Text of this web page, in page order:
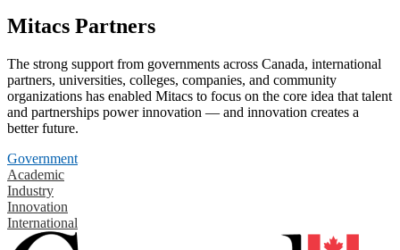
Mitacs Partners
The strong support from governments across Canada, international
partners, universities, colleges, companies, and community
organizations has enabled Mitacs to focus on the core idea that talent
and partnerships power innovation — and innovation creates a
better future.
Government
Academic
Industry
Innovation
International